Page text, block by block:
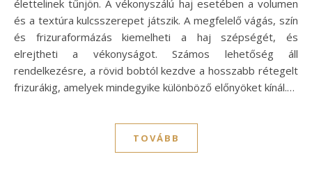
élettelinek tűnjön. A vékonyszálú haj esetében a volumen
és a textúra kulcsszerepet játszik. A megfelelő vágás, szín
és frizuraformázás kiemelheti a haj szépségét, és
elrejtheti a vékonyságot. Számos lehetőség áll
rendelkezésre, a rövid bobtól kezdve a hosszabb rétegelt
frizurákig, amelyek mindegyike különböző előnyöket kínál.…
TOVÁBB